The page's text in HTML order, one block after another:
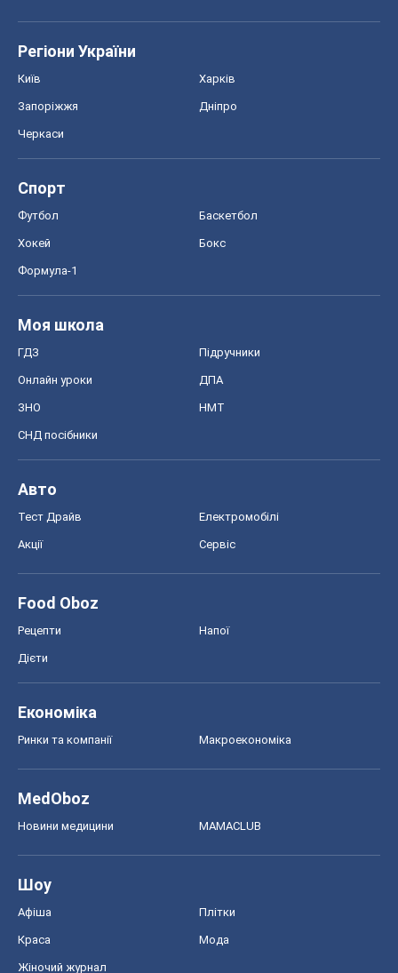
Регіони України
Київ Харків
Запоріжжя Дніпро
Черкаси
Спорт
Футбол Баскетбол
Хокей Бокс
Формула-1
Моя школа
ГДЗ Підручники
Онлайн уроки ДПА
ЗНО НМТ
СНД посібники
Авто
Тест Драйв Електромобілі
Акції Сервіс
Food Oboz
Рецепти Напої
Дієти
Економіка
Ринки та компанії Макроекономіка
MedOboz
Новини медицини MAMACLUB
Шоу
Афіша Плітки
Краса Мода
Жіночий журнал